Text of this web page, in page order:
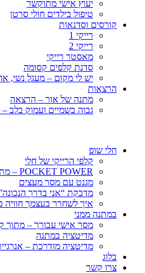
יעוץ אישי מתוקשר
טיפול בילדים חולי סרטן
קורסים וסדנאות
רייקי 1
רייקי 2
מאסטר רייקי
סדנת קלפים קסומה
יש לי מקום – מעגל נשי,
הרצאות
מתנה של אור – הרצאה
גבוה בשמיים ועמוק בלב
חלי שופ
קלפי הרייקי של חלי
POCKET POWER – מתנה קטנה גדולה
מגנט עם מסר מעצים
מדבקת “אני בדרך
איך לשחרר בעצמך חוויה
במתנה ממני
מסר אישי עבורך – מתוך
מדיטציה במתנה
מדיטציה מודרכת –
בלוג
צרו קשר